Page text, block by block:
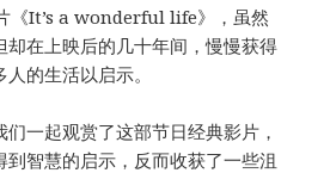
《It’s a wonderful life》，虽然
却在上映后的几十年间，慢慢获得
的生活以启示。
一起观赏了这部节日经典影片，
智慧的启示，反而收获了一些沮